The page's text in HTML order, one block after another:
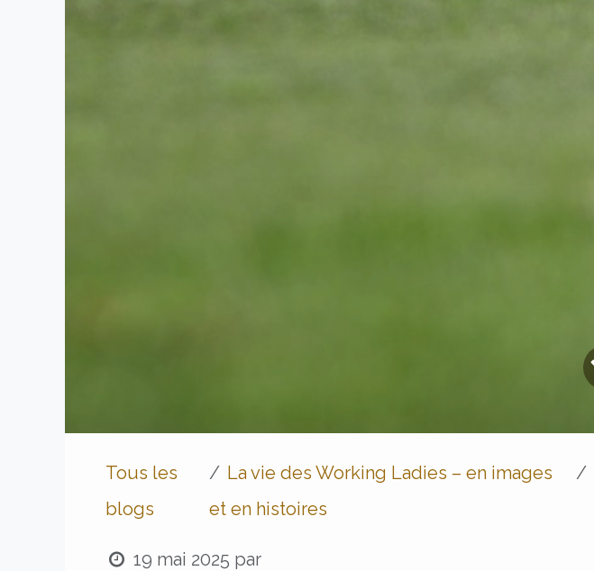
Tous les
blogs
La vie des Working Ladies – en images
et en histoires
19 mai 2025 par